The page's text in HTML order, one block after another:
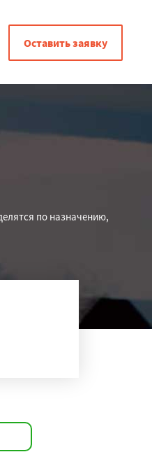
Оставить заявку
по назначению,